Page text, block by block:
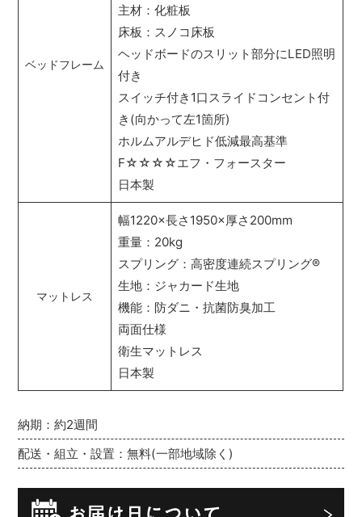
納期：約2週間
配送・組立・設置：無料(一部地域除く)
ベッドフレーム
主材：化粧板
床板：スノコ床板
ヘッドボードのスリット部分にLED照明
付き
スイッチ付き1口スライドコンセント付
き(向かって左1箇所)
ホルムアルデヒド低減最高基準
F☆☆☆☆エフ・フォースター
日本製
マットレス
幅1220×長さ1950×厚さ200mm
重量：20kg
スプリング：高密度連続スプリング®
生地：ジャカード生地
機能：防ダニ・抗菌防臭加工
両面仕様
衛生マットレス
日本製